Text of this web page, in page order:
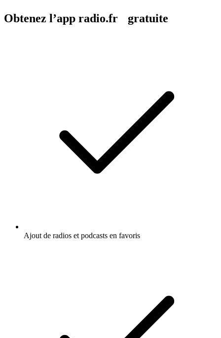
Obtenez l’app radio.fr gratuite
Ajout de radios et podcasts en favoris